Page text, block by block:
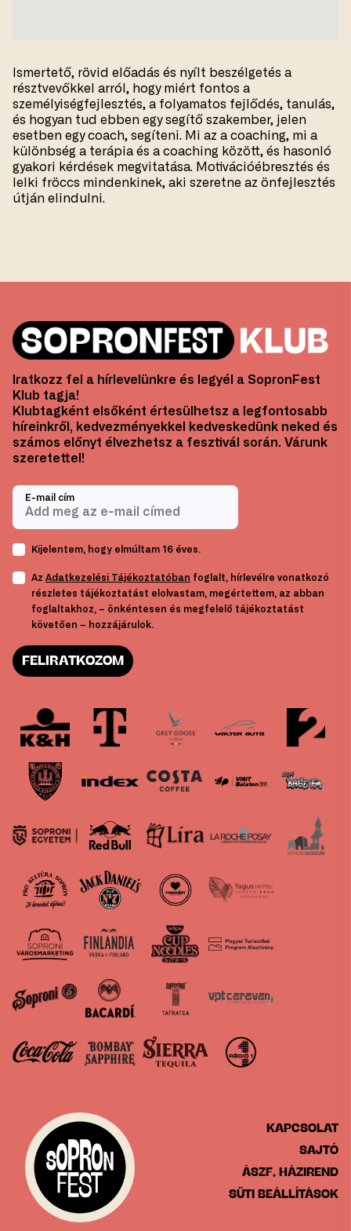
Ismertető, rövid előadás és nyílt beszélgetés a
résztvevőkkel arról, hogy miért fontos a
személyiségfejlesztés, a folyamatos fejlődés, tanulás,
és hogyan tud ebben egy segítő szakember, jelen
esetben egy coach, segíteni. Mi az a coaching, mi a
különbség a terápia és a coaching között, és hasonló
gyakori kérdések megvitatása. Motivációébresztés és
lelki fröccs mindenkinek, aki szeretne az önfejlesztés
útján elindulni.
Iratkozz fel a hírlevelünkre és legyél a SopronFest
Klub tagja!
Klubtagként elsőként értesülhetsz a legfontosabb
híreinkről, kedvezményekkel kedveskedünk neked és
számos előnyt élvezhetsz a fesztivál során. Várunk
szeretettel!
E-mail cím
Kijelentem, hogy elmúltam 16 éves.
Az Adatkezelési Tájékoztatóban foglalt, hírlevélre vonatkozó
részletes tájékoztatást elolvastam, megértettem, az abban
foglaltakhoz, – önkéntesen és megfelelő tájékoztatást
követően – hozzájárulok.
FELIRATKOZOM
KAPCSOLAT
SAJTÓ
ÁSZF, HÁZIREND
SÜTI BEÁLLÍTÁSOK